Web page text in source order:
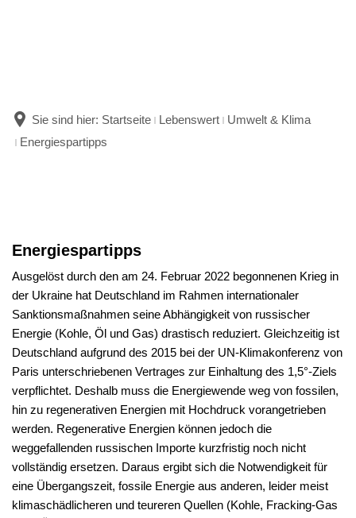
Sie sind hier: Startseite Lebenswert
Umwelt & Klima
Energiespartipps
Energiespartipps
Ausgelöst durch den am 24. Februar 2022 begonnenen Krieg in
der Ukraine hat Deutschland im Rahmen internationaler
Sanktionsmaßnahmen seine Abhängigkeit von russischer
Energie (Kohle, Öl und Gas) drastisch reduziert. Gleichzeitig ist
Deutschland aufgrund des 2015 bei der UN-Klimakonferenz von
Paris unterschriebenen Vertrages zur Einhaltung des 1,5°-Ziels
verpflichtet. Deshalb muss die Energiewende weg von fossilen,
hin zu regenerativen Energien mit Hochdruck vorangetrieben
werden. Regenerative Energien können jedoch die
weggefallenden russischen Importe kurzfristig noch nicht
vollständig ersetzen. Daraus ergibt sich die Notwendigkeit für
eine Übergangszeit, fossile Energie aus anderen, leider meist
klimaschädlicheren und teureren Quellen (Kohle, Fracking-Gas